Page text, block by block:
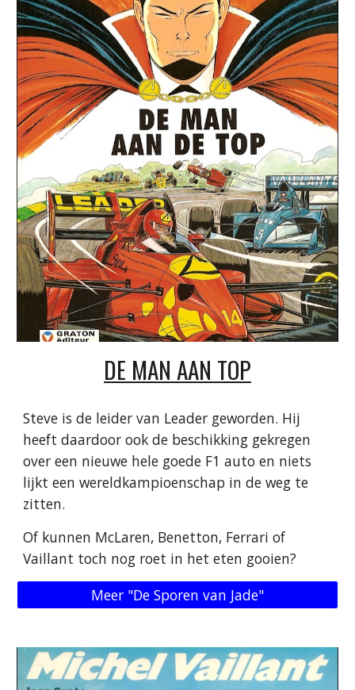
DE MAN AAN TOP
Steve is de leider van Leader geworden. Hij
heeft daardoor ook de beschikking gekregen
over een nieuwe hele goede F1 auto en niets
lijkt een wereldkampioenschap in de weg te
zitten.
Of kunnen McLaren, Benetton, Ferrari of
Vaillant toch nog roet in het eten gooien?
Meer "De Sporen van Jade"